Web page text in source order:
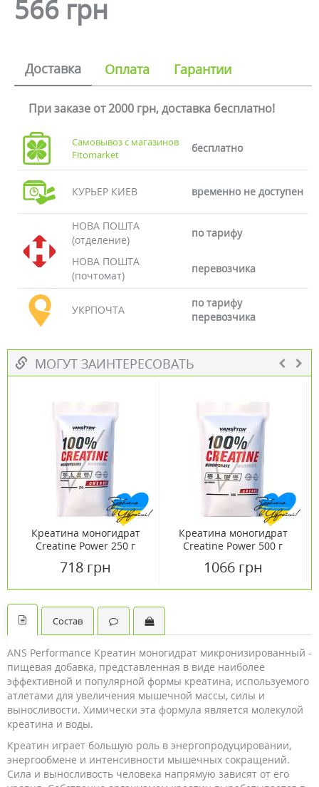
566 грн
Доставка Оплата Гарантии
При заказе от 2000 грн, доставка бесплатно!
Самовывоз с магазинов
Fitomarket
бесплатно
КУРЬЕР КИЕВ временно не доступен
НОВА ПОШТА
(отделение)
по тарифу
НОВА ПОШТА
(почтомат)
перевозчика
УКРПОЧТА
по тарифу
перевозчика
МОГУТ ЗАИНТЕРЕСОВАТЬ
Креатина моногидрат
Creatine Power 250 г
Vansiton
718 грн
Креатина моногидрат
Creatine Power 500 г
Vansiton
1066 грн
Состав
ANS Performance Креатин моногидрат микронизированный -
пищевая добавка, представленная в виде наиболее
эффективной и популярной формы креатина, используемого
атлетами для увеличения мышечной массы, силы и
выносливости. Химически эта формула является молекулой
креатина и воды.
Креатин играет большую роль в энергопродуцировании,
энергообмене и интенсивности мышечных сокращений.
Сила и выносливость человека напрямую зависят от его